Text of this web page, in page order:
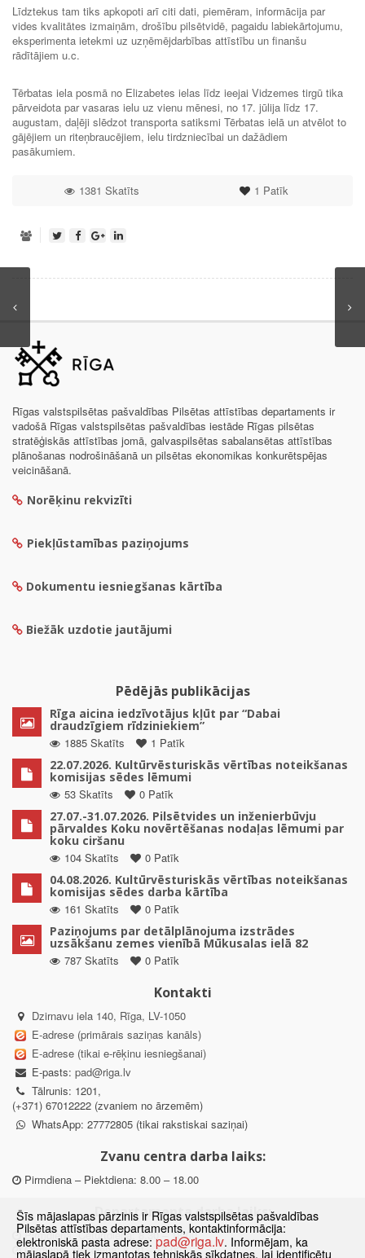
Līdztekus tam tiks apkopoti arī citi dati, piemēram, informācija par
vides kvalitātes izmaiņām, drošību pilsētvidē, pagaidu labiekārtojumu,
eksperimenta ietekmi uz uzņēmējdarbības attīstību un finanšu
rādītājiem u.c.
Tērbatas iela posmā no Elizabetes ielas līdz ieejai Vidzemes tirgū tika
pārveidota par vasaras ielu uz vienu mēnesi, no 17. jūlija līdz 17.
augustam, daļēji slēdzot transporta satiksmi Tērbatas ielā un atvēlot to
gājējiem un riteņbraucējiem, ielu tirdzniecībai un dažādiem
pasākumiem.
1 Patīk
1381 Skatīts
Rīgas valstspilsētas pašvaldības Pilsētas attīstības departaments ir
vadošā Rīgas valstspilsētas pašvaldības iestāde Rīgas pilsētas
stratēģiskās attīstības jomā, galvaspilsētas sabalansētas attīstības
plānošanas nodrošināšanā un pilsētas ekonomikas konkurētspējas
veicināšanā.
Norēķinu rekvizīti
Piekļūstamības paziņojums
Dokumentu iesniegšanas kārtība
Biežāk uzdotie jautājumi
Pēdējās publikācijas
Rīga aicina iedzīvotājus kļūt par “Dabai
draudzīgiem rīdziniekiem”
1885 Skatīts
1 Patīk
22.07.2026. Kultūrvēsturiskās vērtības noteikšanas
komisijas sēdes lēmumi
53 Skatīts
0 Patīk
27.07.-31.07.2026. Pilsētvides un inženierbūvju
pārvaldes Koku novērtēšanas nodaļas lēmumi par
koku ciršanu
104 Skatīts
0 Patīk
04.08.2026. Kultūrvēsturiskās vērtības noteikšanas
komisijas sēdes darba kārtība
161 Skatīts
0 Patīk
Paziņojums par detālplānojuma izstrādes
uzsākšanu zemes vienībā Mūkusalas ielā 82
787 Skatīts
0 Patīk
Kontakti
Dzirnavu iela 140, Rīga, LV-1050
E-adrese (primārais saziņas kanāls)
E-adrese (tikai e-rēķinu iesniegšanai)
E-pasts: pad@riga.lv
Tālrunis: 1201,
(+371) 67012222 (zvaniem no ārzemēm)
WhatsApp: 27772805 (tikai rakstiskai saziņai)
Zvanu centra darba laiks:
Pirmdiena – Piektdiena: 8.00 – 18.00
Departamenta darba laiks:
Pirmdiena, Ceturtdiena: 8.30 – 18.00
Otrdiena, Trešdiena: 8.30 – 17.00
Šīs mājaslapas pārzinis ir Rīgas valstspilsētas pašvaldības
Pilsētas attīstības departaments, kontaktinformācija:
elektroniskā pasta adrese: pad@riga.lv. Informējam, ka
mājaslapā tiek izmantotas tehniskās sīkdatnes, lai identificētu